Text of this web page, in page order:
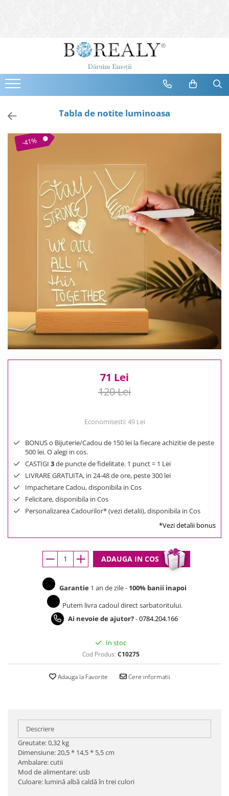
Bijuterii
Cercei
Bratari
Coliere
Brose
Tiare
Destinatari
Bijuterii Femei
Bijuterii Copii
Bijuterii Mirese
Cele mai noi
Cele mai vandute
Cele mai votate
0 Lei - 100 Lei
100 Lei - 200 Lei
200 Lei - 300 Lei
300 Lei - 500 Lei
Tabla de notite luminoasa
-41%
71 Lei
120 Lei
Economisesti:49 Lei
BONUS o Bijuterie/Cadou de 150 lei la fiecare achizitie de peste
500 lei. O alegi in cos.
CASTIGI 3de puncte de fidelitate. 1 punct = 1 Lei
LIVRARE GRATUITA, in 24-48 de ore, peste 300 lei
Impachetare Cadou, disponibila in Cos
Felicitare, disponibila in Cos
Personalizarea Cadourilor* (vezi detalii), disponibila in Cos
*Vezi detalii bonus
ADAUGA IN COS
Garantie 1 an de zile - 100% banii inapoi
Putem livra cadoul direct sarbatoritului.
Ai nevoie de ajutor?-0784.204.166
In stoc
Cod Produs: C10275
Adauga la Favorite Cere informatii
Descriere
Greutate: 0,32 kg
Dimensiune: 20,5 * 14,5 * 5,5 cm
Ambalare: cutii
Mod de alimentare: usb
Culoare: lumină albă caldă în trei culori